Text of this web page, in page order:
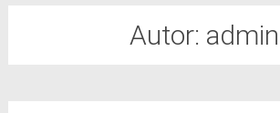
Autor: admin